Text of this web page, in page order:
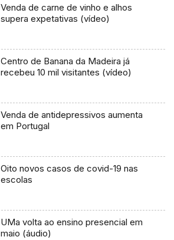
Venda de carne de vinho e alhos
supera expetativas (vídeo)
Centro de Banana da Madeira já
recebeu 10 mil visitantes (vídeo)
Venda de antidepressivos aumenta
em Portugal
Oito novos casos de covid-19 nas
escolas
UMa volta ao ensino presencial em
maio (áudio)